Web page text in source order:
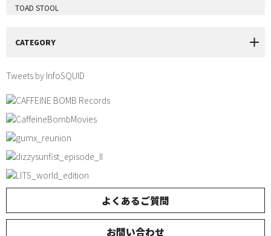
TOAD STOOL
CATEGORY
Tweets by InfoSQUID
よくあるご質問
お問い合わせ